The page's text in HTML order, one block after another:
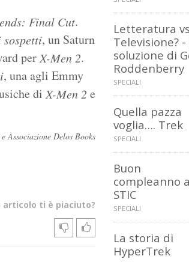
Final Cut.
, un Saturn
perX-Men 2.
, una agli Emmy
di X-Men 2 e
Delos Books
articolo ti è piaciuto?
Letteratura
Televisione? -
soluzione di
Roddenberry
SPECIALI
Quella pazza
voglia…. Trek
SPECIALI
Buon
compleanno
STIC
SPECIALI
La storia di
HyperTrek